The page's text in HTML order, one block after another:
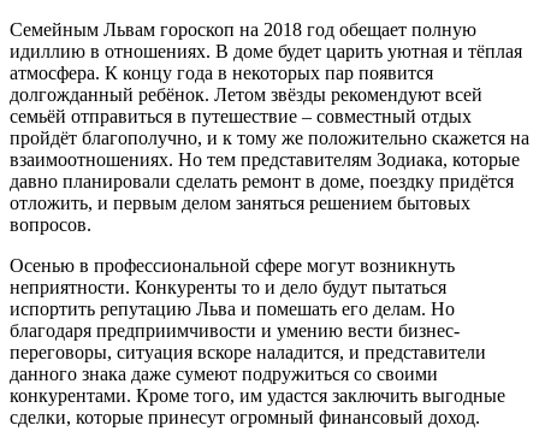
Семейным Львам гороскоп на 2018 год обещает полную
идиллию в отношениях. В доме будет царить уютная и тёплая
атмосфера. К концу года в некоторых пар появится
долгожданный ребёнок. Летом звёзды рекомендуют всей
семьёй отправиться в путешествие – совместный отдых
пройдёт благополучно, и к тому же положительно скажется на
взаимоотношениях. Но тем представителям Зодиака, которые
давно планировали сделать ремонт в доме, поездку придётся
отложить, и первым делом заняться решением бытовых
вопросов.
Осенью в профессиональной сфере могут возникнуть
неприятности. Конкуренты то и дело будут пытаться
испортить репутацию Льва и помешать его делам. Но
благодаря предприимчивости и умению вести бизнес-
переговоры, ситуация вскоре наладится, и представители
данного знака даже сумеют подружиться со своими
конкурентами. Кроме того, им удастся заключить выгодные
сделки, которые принесут огромный финансовый доход.